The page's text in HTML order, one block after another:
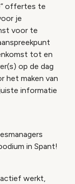
offertes te
je
voor te
tot en
op de dag
het maken van
informatie
in Spant!
werkt,